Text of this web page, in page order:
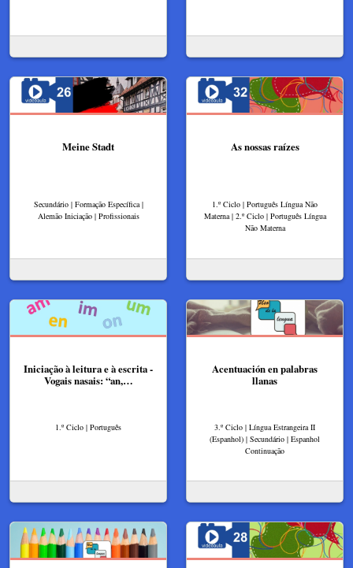
Meine Stadt
Secundário | Formação Específica |
Alemão Iniciação | Profissionais
As nossas raízes
1.º Ciclo | Português Língua Não
Materna | 2.º Ciclo | Português Língua
Não Materna
Iniciação à leitura e à escrita -
Vogais nasais: “an,…
1.º Ciclo | Português
Acentuación en palabras
llanas
3.º Ciclo | Língua Estrangeira II
(Espanhol) | Secundário | Espanhol
Continuação